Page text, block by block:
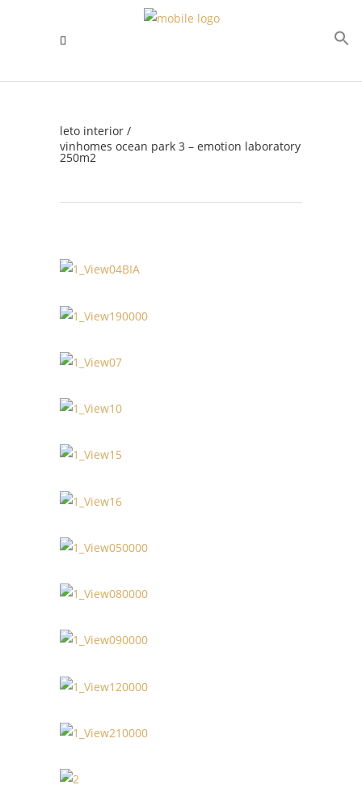
leto interior /
vinhomes ocean park 3 – emotion laboratory
250m2